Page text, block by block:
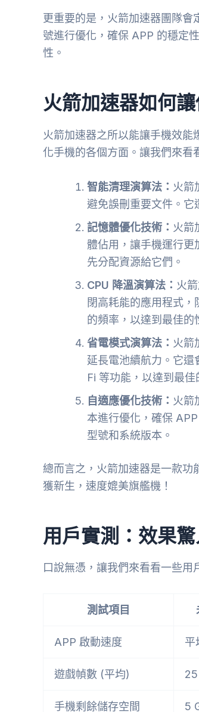
更重要的是，火箭加速器團隊
號進行優化，確保 APP 的穩定
性。
火箭加速器如何
火箭加速器之所以能讓手機效
化手機的各個方面。讓我們來看
智能清理演算法： 火箭
避免誤刪重要文件。它
記憶體優化技術： 火箭
體佔用，讓手機運行
先分配資源給它們。
CPU 降溫演算法： 火
閉高耗能的應用程式
的頻率，以達到最佳的
省電模式演算法： 火箭
延長電池續航力。它
Fi 等功能，以達到最佳
自適應優化技術： 火箭
本進行優化，確保
型號和系統版本。
總而言之，火箭加速器是一款功
獲新生，速度媲美旗艦機！
用戶實測：效果驚
口說無憑，讓我們來看看一些用
測試項目
APP 啟動速度 平
遊戲幀數 (平均)
手機剩餘儲存空間 5